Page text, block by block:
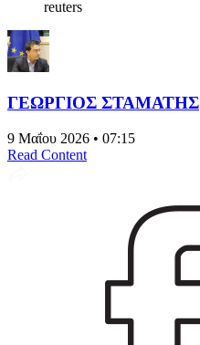
reuters
ΓΕΩΡΓΙΟΣ ΣΤΑΜΑΤΗΣ
9 Μαΐου 2026 • 07:15
Read Content